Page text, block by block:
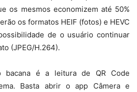
os mesmos economizem até 50%
os formatos HEIF (fotos) e HEVC
de o usuário continuar
(JPEG/H.264).
bacana é a leitura de QR Code
Basta abrir o app Câmera e